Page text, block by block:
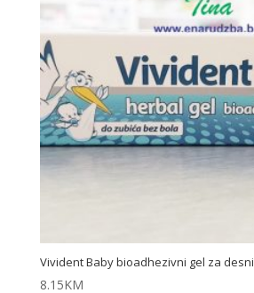
Vivident Baby bioadhezivni gel za desni
8.15KM